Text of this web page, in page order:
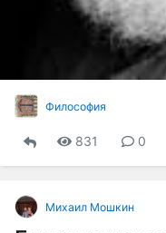
Философия
831 0
Михаил Мошкин